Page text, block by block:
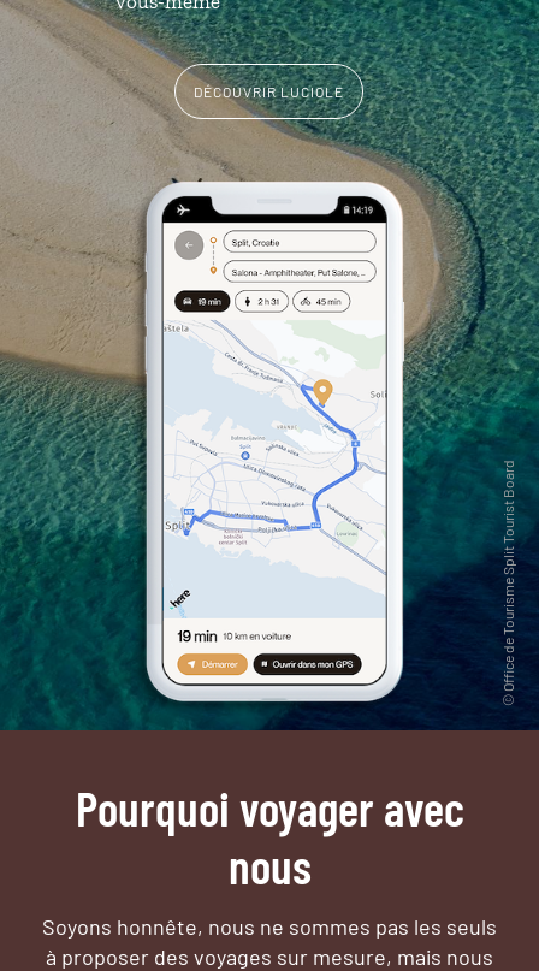
DÉCOUVRIR LUCIOLE
Pourquoi voyager avec
nous
Soyons honnête, nous ne sommes pas les seuls
à proposer des voyages sur mesure, mais nous